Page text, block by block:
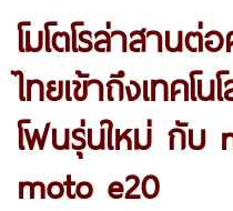
โมโตโรล่าสาน
ไทยเข้าถึงเทคโ
โฟนรุ่นใหม่ กับ
moto e20